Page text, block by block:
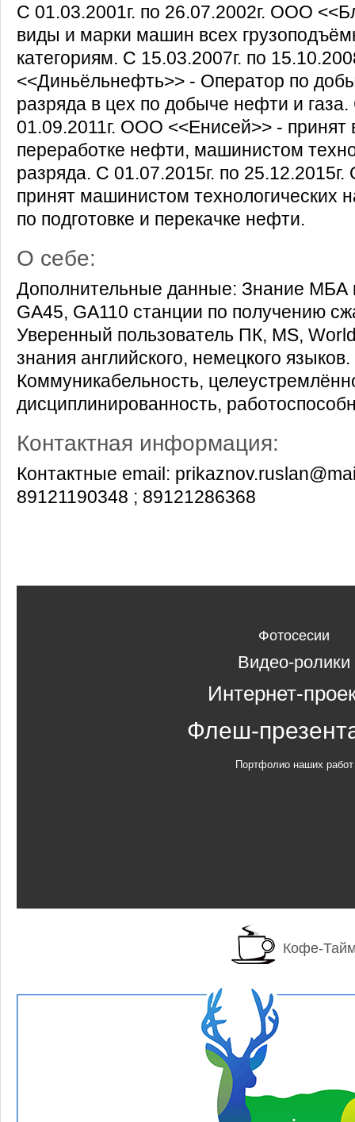
С 01.03.2001г. по 26.07.2002г. OOO
виды и марки машин всех
категориям. С 15.03.2007г. по
<<Диньёльнефть>> - Оператор по
разряда в цех по добыче нефти и газа.
01.09.2011г. ООО <<Енисей>> - принят
переработке нефти, машинистом
разряда. С 01.07.2015г. по
принят машинистом технологических
по подготовке и перекачке нефти.
О себе:
Дополнительные данные: Знание МБА
GA45, GA110 станции по получению
Уверенный пользователь ПК, MS,
знания английского, немецкого
Коммуникабельность,
дисциплинированность,
Контактная информация:
Контактные email:
89121190348 ; 89121286368
Фотосесии
Видео-ролики
Интернет-
Флеш-
Портфолио наших работ
Кофе-